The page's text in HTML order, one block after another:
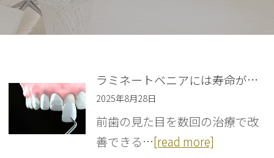
ラミネートベニアには寿命がある？ 取れるリスクと長持ちさせるコツ
2025年8月28日
前歯の見た目を数回の治療で改
善できる…[read more]